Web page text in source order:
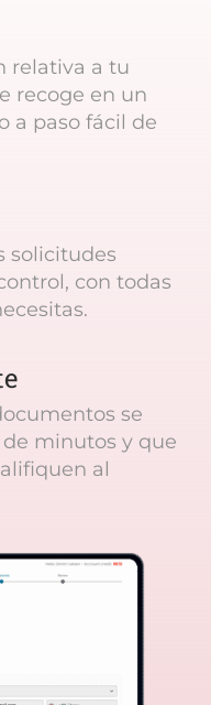
relativa a tu
recoge en un
a paso fácil de
solicitudes
con todas
se
minutos y que
al